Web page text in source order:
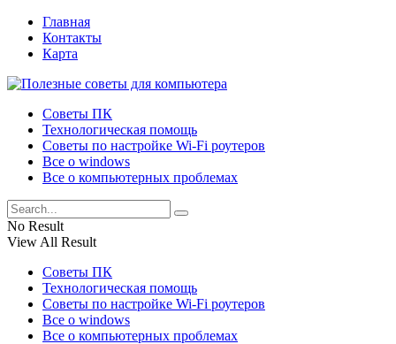
Главная
Контакты
Карта
Советы ПК
Технологическая помощь
Советы по настройке Wi-Fi роутеров
Все о windows
Все о компьютерных проблемах
No Result
View All Result
Советы ПК
Технологическая помощь
Советы по настройке Wi-Fi роутеров
Все о windows
Все о компьютерных проблемах